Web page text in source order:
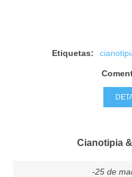
Etiquetas:
Cianotipia
-25 de